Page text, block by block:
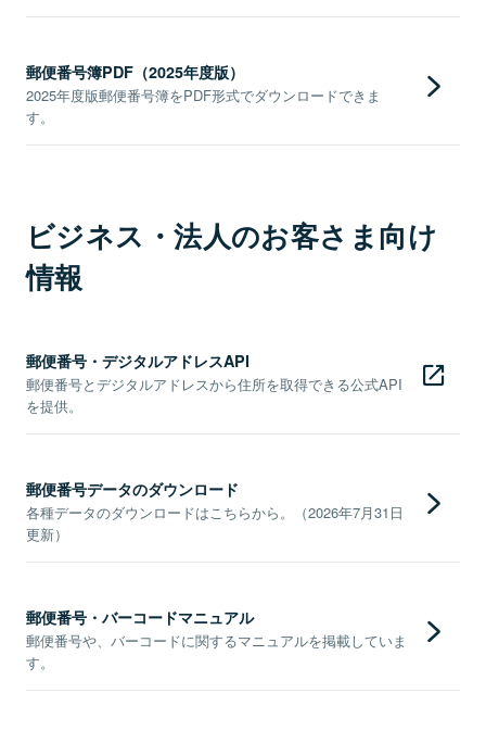
郵便番号簿PDF（2025年度版）
2025年度版郵便番号簿をPDF形式でダウンロードできま
す。
ビジネス・法人のお客さま向け
情報
郵便番号・デジタルアドレスAPI
郵便番号とデジタルアドレスから住所を取得できる公式API
を提供。
郵便番号データのダウンロード
各種データのダウンロードはこちらから。（2026年7月31日
更新）
郵便番号・バーコードマニュアル
郵便番号や、バーコードに関するマニュアルを掲載していま
す。